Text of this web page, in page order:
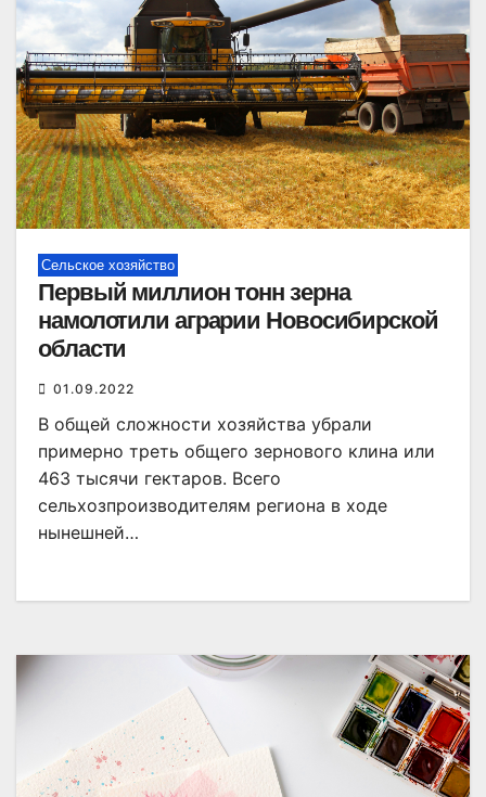
Сельское хозяйство
Первый миллион тонн зерна
намолотили аграрии Новосибирской
области
01.09.2022
В общей сложности хозяйства убрали
примерно треть общего зернового клина или
463 тысячи гектаров. Всего
сельхозпроизводителям региона в ходе
нынешней…